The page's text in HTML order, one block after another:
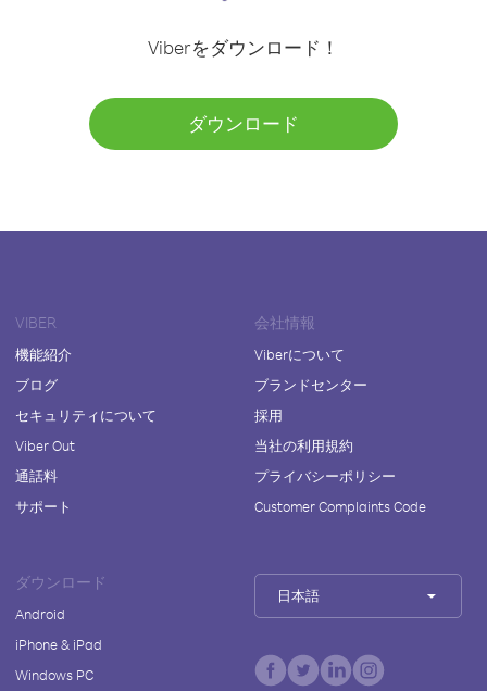
Viberをダウンロード！
ダウンロード
VIBER
機能紹介
ブログ
セキュリティについて
Viber Out
通話料
サポート
会社情報
Viberについて
ブランドセンター
採用
当社の利用規約
プライバシーポリシー
Customer Complaints Code
ダウンロード
Android
iPhone & iPad
Windows PC
日本語